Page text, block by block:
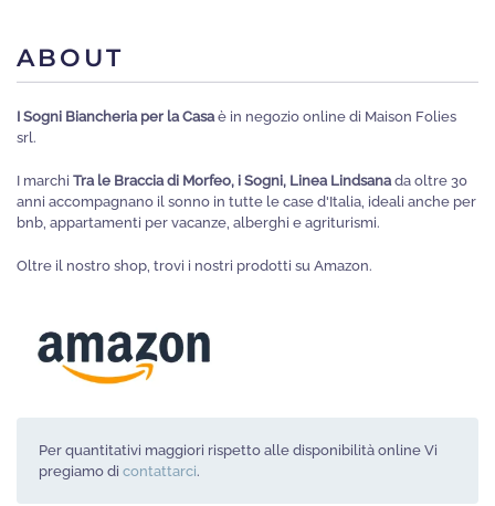
ABOUT
I Sogni Biancheria per la Casa è in negozio online di Maison Folies
srl.
I marchi Tra le Braccia di Morfeo, i Sogni, Linea Lindsana da oltre 30
anni accompagnano il sonno in tutte le case d'Italia, ideali anche per
bnb, appartamenti per vacanze, alberghi e agriturismi.
Oltre il nostro shop, trovi i nostri prodotti su Amazon.
Per quantitativi maggiori rispetto alle disponibilità online Vi
pregiamo di contattarci.